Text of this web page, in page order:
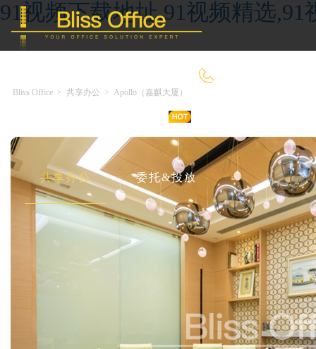
91视频下载地址,91视频精选
共享办公 委托&投放
Bliss Office > 共享办公 > Apollo（嘉麒大厦）